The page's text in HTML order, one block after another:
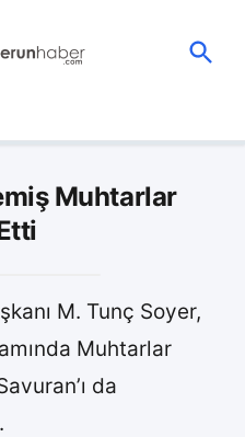
Muhtarlar
M. Tunç Soyer,
Muhtarlar
da